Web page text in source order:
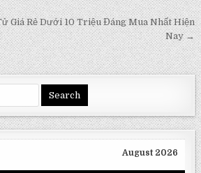
Giá Rẻ Dưới 10 Triệu Đáng Mua Nhất Hiện
Nay →
August 2026